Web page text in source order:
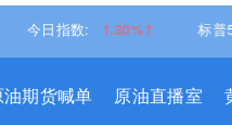
今日指数:
1.30%↑ 标普500指数
油期货喊单 原油直播室